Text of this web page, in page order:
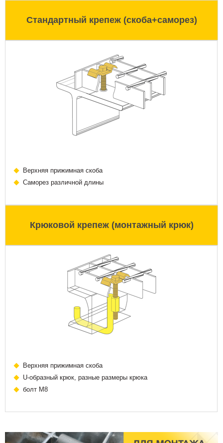
Стандартный крепеж (скоба+саморез)
Верхняя прижимная скоба
Саморез различной длины
Крюковой крепеж (монтажный крюк)
Верхняя прижимная скоба
U-образный крюк, разные размеры крюка
болт М8